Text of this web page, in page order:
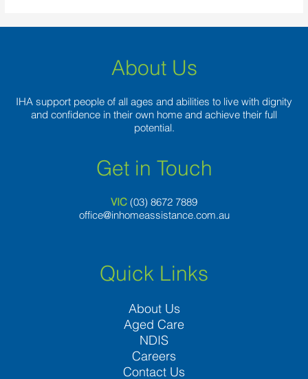
About Us
IHA support people of all ages and abilities to live with dignity
and confidence in their own home and achieve their full
potential.
Get in Touch
VIC (03) 8672 7889
office@inhomeassistance.com.au
Quick Links
About Us
Aged Care
NDIS
Careers
Contact Us